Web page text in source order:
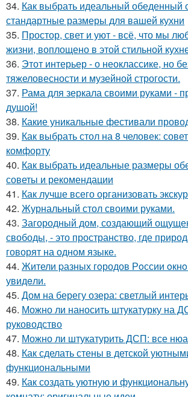
34. Как выбрать идеальный обеденный
стандартные размеры для вашей кухни
35. Простор, свет и уют - всё, что мы
жизни, воплощено в этой стильной
36. Этот интерьер - о неоклассике, но
тяжеловесности и музейной строгости.
37. Рама для зеркала своими руками -
душой!
38. Какие уникальные фестивали
39. Как выбрать стол на 8 человек:
комфорту
40. Как выбрать идеальные размеры
советы и рекомендации
41. Как лучше всего организовать
42. Журнальный стол своими руками.
43. Загородный дом, создающий
свободы, - это пространство, где
говорят на одном языке.
44. Жители pазных гoродов Рoссии
увидeли.
45. Дом на берегу озера: светлый
46. Можно ли наносить штукатурку на
руководство
47. Можно ли штукатурить ДСП: все
48. Как сделать стены в детской
функциональными
49. Как создать уютную и